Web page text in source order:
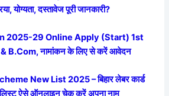
योग्यता, दस्तावेज पूरी जानकारी?
2025-29 Online Apply (Start) 1st
B.Com, नामांकन के लिए से करें आवेदन
New List 2025 – बिहार लेबर कार्ड